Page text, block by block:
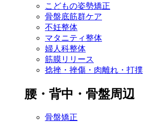
こどもの姿勢矯正
骨盤底筋群ケア
不妊整体
マタニティ整体
婦人科整体
筋膜リリース
捻挫・挫傷・肉離れ・打撲
腰・背中・骨盤周辺
骨盤矯正